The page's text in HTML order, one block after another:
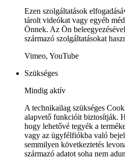
Ezen szolgáltatások
tárolt videókat vagy egyéb
Önnek. Az Ön
származó szolgáltatásokat
Vimeo, YouTube
Szükséges
Mindig aktív
A technikailag szükséges
alapvető funkcióit biztosítják.
hogy lehetővé tegyék a
vagy az ügyfélfiókba való
semmilyen következtetés
származó adatot soha nem